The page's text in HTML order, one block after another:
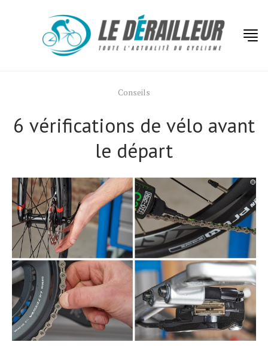
Conseils
6 vérifications de vélo avant
le départ